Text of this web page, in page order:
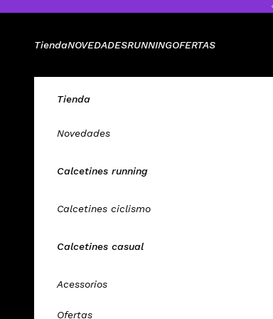
TiendaNOVEDADESRUNNINGOFERTAS
Tienda
Novedades
Calcetines running
Calcetines ciclismo
Calcetines casual
Acessorios
Ofertas